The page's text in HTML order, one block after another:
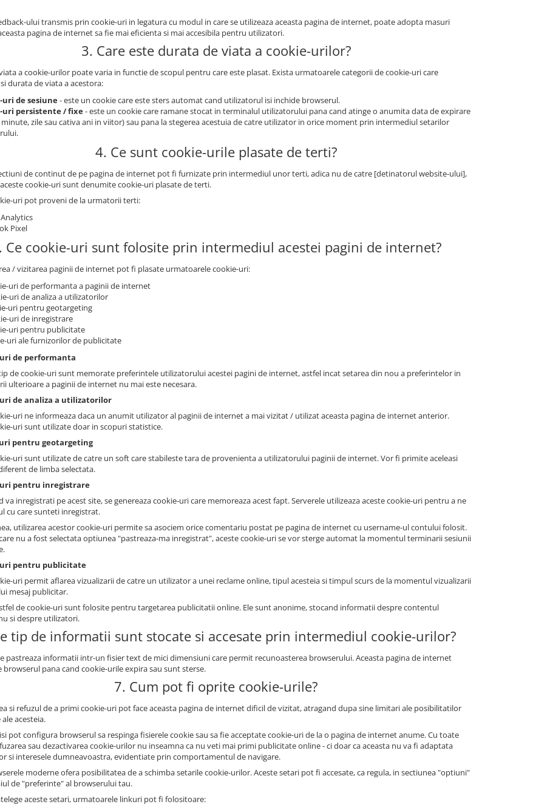
ului transmis prin cookie-uri in legatura cu modul in care se utilizeaza aceasta pagina de internet, poate adopta masuri
pagina de internet sa fie mai eficienta si mai accesibila pentru utilizatori.
3. Care este durata de viata a cookie-urilor?
a cookie-urilor poate varia in functie de scopul pentru care este plasat. Exista urmatoarele categorii de cookie-uri care
durata de viata a acestora:
uri de sesiune- este un cookie care este sters automat cand utilizatorul isi inchide browserul.
uri persistente / fixe- este un cookie care ramane stocat in terminalul utilizatorului pana cand atinge o anumita data de expirare
zile sau cativa ani in viitor) sau pana la stegerea acestuia de catre utilizator in orice moment prin intermediul setarilor
4. Ce sunt cookie-urile plasate de terti?
de continut de pe pagina de internet pot fi furnizate prin intermediul unor terti, adica nu de catre [detinatorul website-ului],
cookie-uri sunt denumite cookie-uri plasate de terti.
uri pot proveni de la urmatorii terti:
Pixel
Ce cookie-uri sunt folosite prin intermediul acestei pagini de internet?
/ vizitarea paginii de internet pot fi plasate urmatoarele cookie-uri:
uri de performanta a paginii de internet
uri de analiza a utilizatorilor
uri pentru geotargeting
uri de inregistrare
uri pentru publicitate
uri ale furnizorilor de publicitate
de performanta
de cookie-uri sunt memorate preferintele utilizatorului acestei pagini de internet, astfel incat setarea din nou a preferintelor in
ulterioare a paginii de internet nu mai este necesara.
uri de analiza a utilizatorilor
uri ne informeaza daca un anumit utilizator al paginii de internet a mai vizitat / utilizat aceasta pagina de internet anterior.
uri sunt utilizate doar in scopuri statistice.
pentru geotargeting
uri sunt utilizate de catre un soft care stabileste tara de provenienta a utilizatorului paginii de internet. Vor fi primite aceleasi
de limba selectata.
uri pentru inregistrare
va inregistrati pe acest site, se genereaza cookie-uri care memoreaza acest fapt. Serverele utilizeaza aceste cookie-uri pentru a ne
cu care sunteti inregistrat.
utilizarea acestor cookie-uri permite sa asociem orice comentariu postat pe pagina de internet cu username-ul contului folosit.
nu a fost selectata optiunea "pastreaza-ma inregistrat", aceste cookie-uri se vor sterge automat la momentul terminarii sesiunii
uri pentru publicitate
uri permit aflarea vizualizarii de catre un utilizator a unei reclame online, tipul acesteia si timpul scurs de la momentul vizualizarii
mesaj publicitar.
de cookie-uri sunt folosite pentru targetarea publicitatii online. Ele sunt anonime, stocand informatii despre contentul
si despre utilizatori.
tip de informatii sunt stocate si accesate prin intermediul cookie-urilor?
pastreaza informatii intr-un fisier text de mici dimensiuni care permit recunoasterea browserului. Aceasta pagina de internet
browserul pana cand cookie-urile expira sau sunt sterse.
7. Cum pot fi oprite cookie-urile?
si refuzul de a primi cookie-uri pot face aceasta pagina de internet dificil de vizitat, atragand dupa sine limitari ale posibilitatilor
acesteia.
pot configura browserul sa respinga fisierele cookie sau sa fie acceptate cookie-uri de la o pagina de internet anume. Cu toate
sau dezactivarea cookie-urilor nu inseamna ca nu veti mai primi publicitate online - ci doar ca aceasta nu va fi adaptata
si interesele dumneavoastra, evidentiate prin comportamentul de navigare.
moderne ofera posibilitatea de a schimba setarile cookie-urilor. Aceste setari pot fi accesate, ca regula, in sectiunea "optiuni"
de "preferinte" al browserului tau.
aceste setari, urmatoarele linkuri pot fi folositoare: